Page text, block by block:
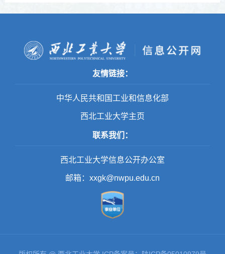
友情链接：
中华人民共和国工业和信息化部
西北工业大学主页
联系我们：
西北工业大学信息公开办公室
邮箱：xxgk@nwpu.edu.cn